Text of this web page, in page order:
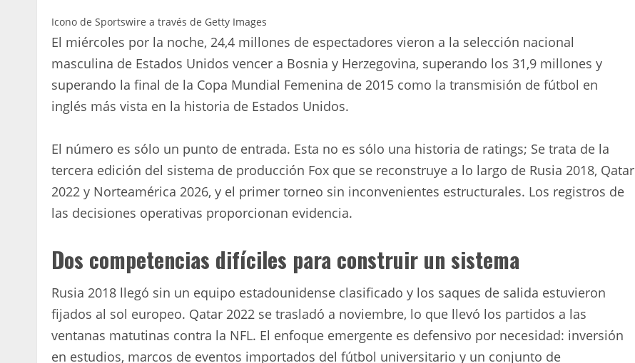
Icono de Sportswire a través de Getty Images
El miércoles por la noche, 24,4 millones de espectadores vieron a la selección nacional
masculina de Estados Unidos vencer a Bosnia y Herzegovina, superando los 31,9 millones y
superando la final de la Copa Mundial Femenina de 2015 como la transmisión de fútbol en
inglés más vista en la historia de Estados Unidos.
El número es sólo un punto de entrada. Esta no es sólo una historia de ratings; Se trata de la
tercera edición del sistema de producción Fox que se reconstruye a lo largo de Rusia 2018, Qatar
2022 y Norteamérica 2026, y el primer torneo sin inconvenientes estructurales. Los registros de
las decisiones operativas proporcionan evidencia.
Dos competencias difíciles para construir un sistema
Rusia 2018 llegó sin un equipo estadounidense clasificado y los saques de salida estuvieron
fijados al sol europeo. Qatar 2022 se trasladó a noviembre, lo que llevó los partidos a las
ventanas matutinas contra la NFL. El enfoque emergente es defensivo por necesidad: inversión
en estudios, marcos de eventos importados del fútbol universitario y un conjunto de